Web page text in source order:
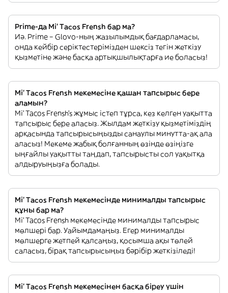
Prime-да Mi' Tacos Frensh бар ма?
Иә. Prime – Glovo-ның жазылымдық бағдарламасы,
онда кейбір серіктестерімізден шексіз тегін жеткізу
қызметіне және басқа артықшылықтарға ие боласыз!
Mi' Tacos Frensh мекемесіне қашан тапсырыс бере
аламын?
Mi' Tacos Frensh’s жұмыс істеп тұрса, кез келген уақытта
тапсырыс бере аласыз. Жылдам жеткізу қызметіміздің
арқасында тапсырысыңызды санаулы минутта-ақ ала
аласыз! Мекеме жабық болғанның өзінде өзіңізге
ыңғайлы уақытты таңдап, тапсырысты сол уақытқа
алдыруыңызға болады.
Mi' Tacos Frensh мекемесінде минималды тапсырыс
құны бар ма?
Mi' Tacos Frensh мекемесінде минималды тапсырыс
мөлшері бар. Уайымдамаңыз. Егер минималды
мөлшерге жетпей қалсаңыз, қосымша ақы төлей
саласыз, бірақ тапсырысыңыз бәрібір жеткізіледі!
Mi' Tacos Frensh мекемесінен басқа біреу үшін